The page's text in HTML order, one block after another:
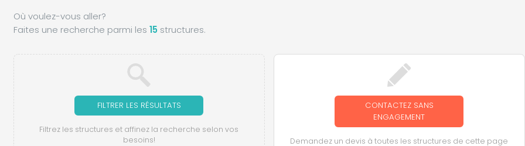
Où voulez-vous aller?
Faites une recherche parmi les 15 structures.
FILTRER LES RÉSULTATS
Filtrez les structures et affinez la recherche selon vos
besoins!
CONTACTEZ SANS
ENGAGEMENT
Demandez un devis à toutes les structures de cette page